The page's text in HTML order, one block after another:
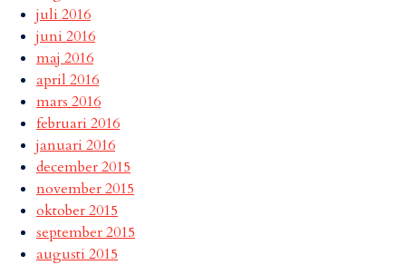
juli 2016
juni 2016
maj 2016
april 2016
mars 2016
februari 2016
januari 2016
december 2015
november 2015
oktober 2015
september 2015
augusti 2015